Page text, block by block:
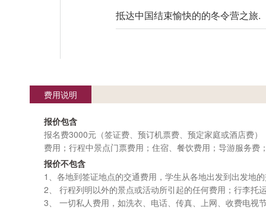
抵达中国结束愉快的的冬令营之旅.
费用说明
报价包含
报名费3000元（签证费、预订机票费、预定家庭或酒店费
费用；行程中景点门票费用；住宿、餐饮费用；导游服务
报价不包含
1、各地到签证地点的交通费用，学生从各地出发到出发地
2、 行程列明以外的景点或活动所引起的任何费用；行李托
3、 一切私人费用，如洗衣、电话、传真、上网、收费电视